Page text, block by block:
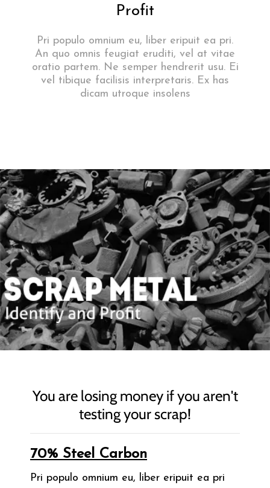
Profit
Pri populo omnium eu, liber eripuit ea pri.
An quo omnis feugiat eruditi, vel at vitae
oratio partem. Ne semper hendrerit usu. Ei
vel tibique facilisis interpretaris. Ex has
dicam utroque insolens
You are losing money if you aren't
testing your scrap!
70% Steel Carbon
Pri populo omnium eu, liber eripuit ea pri